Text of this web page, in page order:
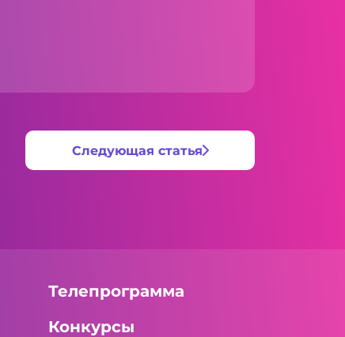
Следующая статья
Телепрограмма
Конкурсы